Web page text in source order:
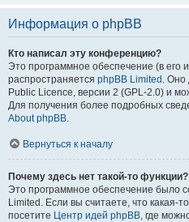
Информация о phpBB
Кто написал эту конференцию?
Это программное обеспечение (в его
распространяется phpBB Limited . Оно
Public Licence, версии 2 (GPL-2.0) и
Для получения более подробных
About phpBB.
Вернуться к началу
Почему здесь нет такой-то функции?
Это программное обеспечение было
Limited. Если вы считаете, что какая-
посетите Центр идей phpBB, где